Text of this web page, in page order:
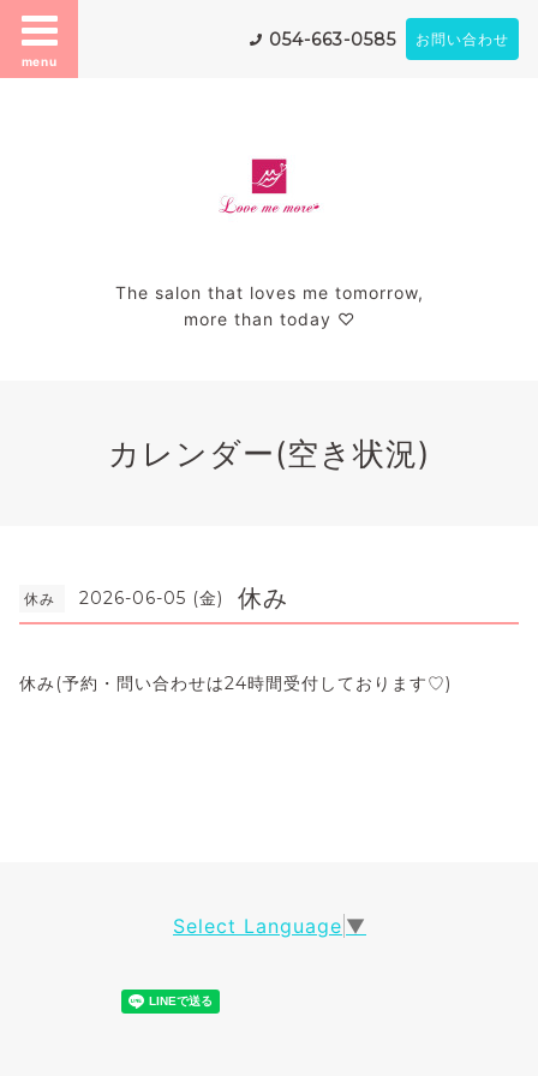
menu
054-663-0585 お問い合わせ
The salon that loves me tomorrow,
more than today ♡
カレンダー(空き状況)
休み 2026-06-05 (金) 休み
休み(予約・問い合わせは24時間受付しております♡)
Select Language ▼